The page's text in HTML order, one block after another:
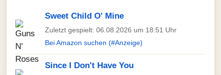
Sweet Child O' Mine
Zuletzt gespielt: 06.08.2026 um 18:51 Uhr
Bei Amazon suchen (#Anzeige)
Since I Don't Have You